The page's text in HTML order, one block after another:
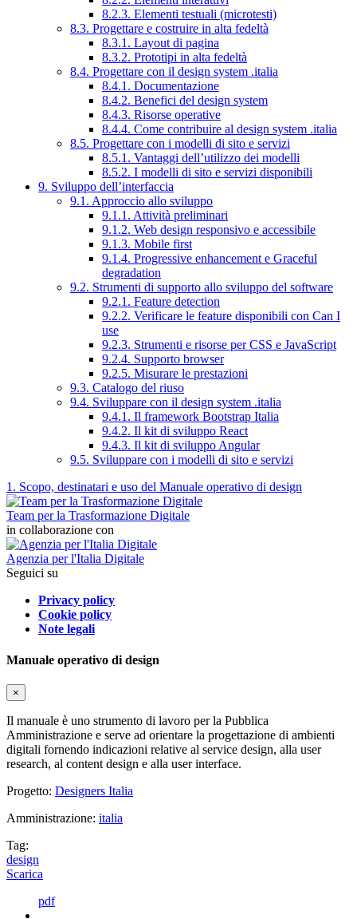
8.2.3. Elementi testuali (microtesti)
8.3. Progettare e costruire in alta fedeltà
8.3.1. Layout di pagina
8.3.2. Prototipi in alta fedeltà
8.4. Progettare con il design system .italia
8.4.1. Documentazione
8.4.2. Benefici del design system
8.4.3. Risorse operative
8.4.4. Come contribuire al design system .italia
8.5. Progettare con i modelli di sito e servizi
8.5.1. Vantaggi dell’utilizzo dei modelli
8.5.2. I modelli di sito e servizi disponibili
9. Sviluppo dell’interfaccia
9.1. Approccio allo sviluppo
9.1.1. Attività preliminari
9.1.2. Web design responsivo e accessibile
9.1.3. Mobile first
9.1.4. Progressive enhancement e Graceful
degradation
9.2. Strumenti di supporto allo sviluppo del software
9.2.1. Feature detection
9.2.2. Verificare le feature disponibili con Can I
use
9.2.3. Strumenti e risorse per CSS e JavaScript
9.2.4. Supporto browser
9.2.5. Misurare le prestazioni
9.3. Catalogo del riuso
9.4. Sviluppare con il design system .italia
9.4.1. Il framework Bootstrap Italia
9.4.2. Il kit di sviluppo React
9.4.3. Il kit di sviluppo Angular
9.5. Sviluppare con i modelli di sito e servizi
1. Scopo, destinatari e uso del Manuale operativo di design
Team per la Trasformazione Digitale
in collaborazione con
Agenzia per l'Italia Digitale
Seguici su
Privacy policy
Cookie policy
Note legali
Manuale operativo di design
×
Il manuale è uno strumento di lavoro per la Pubblica
Amministrazione e serve ad orientare la progettazione di ambienti
digitali fornendo indicazioni relative al service design, alla user
research, al content design e alla user interface.
Progetto: Designers Italia
Amministrazione: italia
Tag:
design
Scarica
pdf